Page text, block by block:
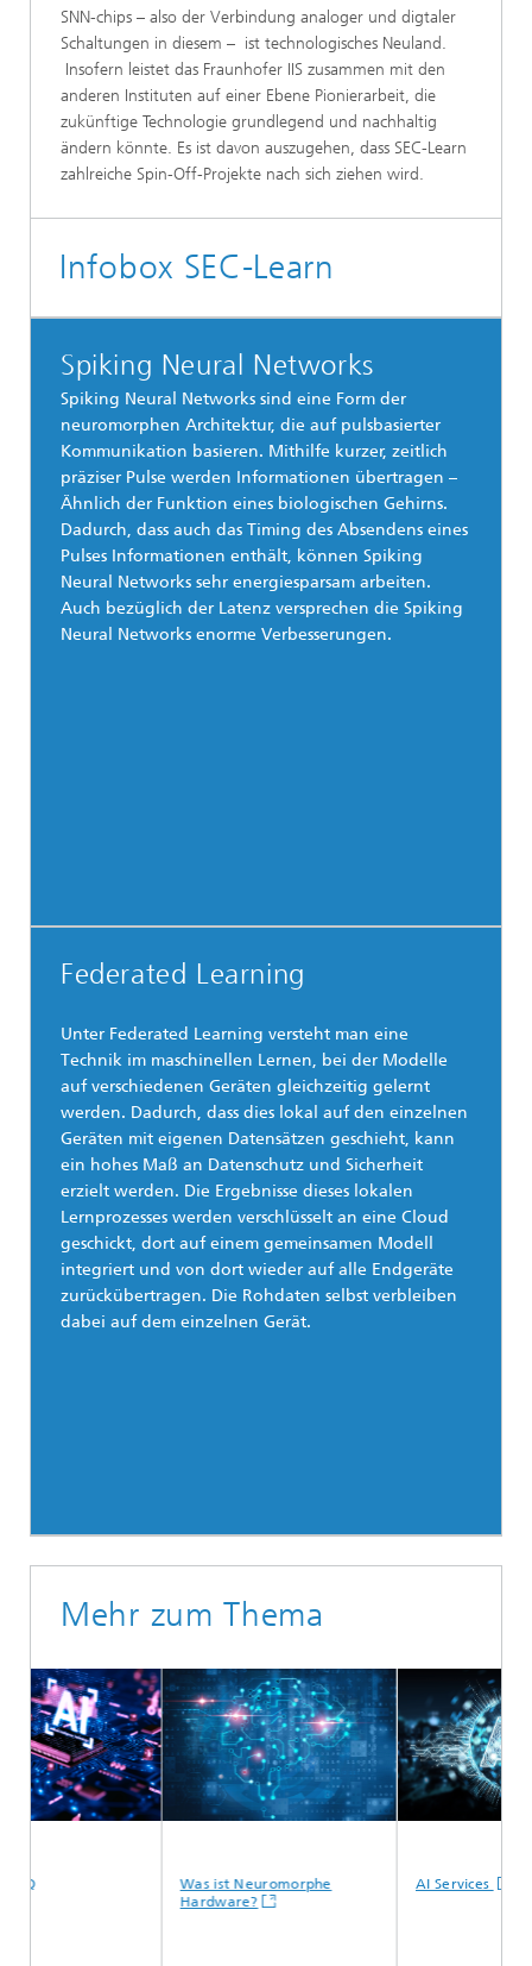
SNN-chips – also der Verbindung analoger und digtaler
Schaltungen in diesem – ist technologisches Neuland.
Insofern leistet das Fraunhofer IIS zusammen mit den
anderen Instituten auf einer Ebene Pionierarbeit, die
zukünftige Technologie grundlegend und nachhaltig
ändern könnte. Es ist davon auszugehen, dass SEC-Learn
zahlreiche Spin-Off-Projekte nach sich ziehen wird.
Infobox SEC-Learn
Spiking Neural Networks
Spiking Neural Networks sind eine Form der
neuromorphen Architektur, die auf pulsbasierter
Kommunikation basieren. Mithilfe kurzer, zeitlich
präziser Pulse werden Informationen übertragen –
Ähnlich der Funktion eines biologischen Gehirns.
Dadurch, dass auch das Timing des Absendens eines
Pulses Informationen enthält, können Spiking
Neural Networks sehr energiesparsam arbeiten.
Auch bezüglich der Latenz versprechen die Spiking
Neural Networks enorme Verbesserungen.
Federated Learning
Unter Federated Learning versteht man eine
Technik im maschinellen Lernen, bei der Modelle
auf verschiedenen Geräten gleichzeitig gelernt
werden. Dadurch, dass dies lokal auf den einzelnen
Geräten mit eigenen Datensätzen geschieht, kann
ein hohes Maß an Datenschutz und Sicherheit
erzielt werden. Die Ergebnisse dieses lokalen
Lernprozesses werden verschlüsselt an eine Cloud
geschickt, dort auf einem gemeinsamen Modell
integriert und von dort wieder auf alle Endgeräte
zurückübertragen. Die Rohdaten selbst verbleiben
dabei auf dem einzelnen Gerät.
Mehr zum Thema
Was ist Neuromorphe
Hardware?
AI Services